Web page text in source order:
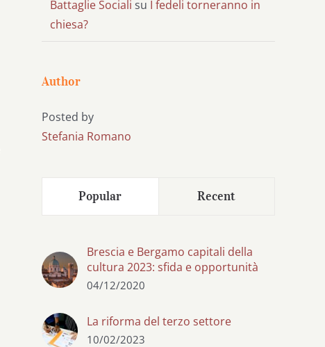
Battaglie Sociali su I fedeli torneranno in
chiesa?
Author
Posted by
Stefania Romano
Popular Recent
Brescia e Bergamo capitali della
cultura 2023: sfida e opportunità
04/12/2020
La riforma del terzo settore
10/02/2023